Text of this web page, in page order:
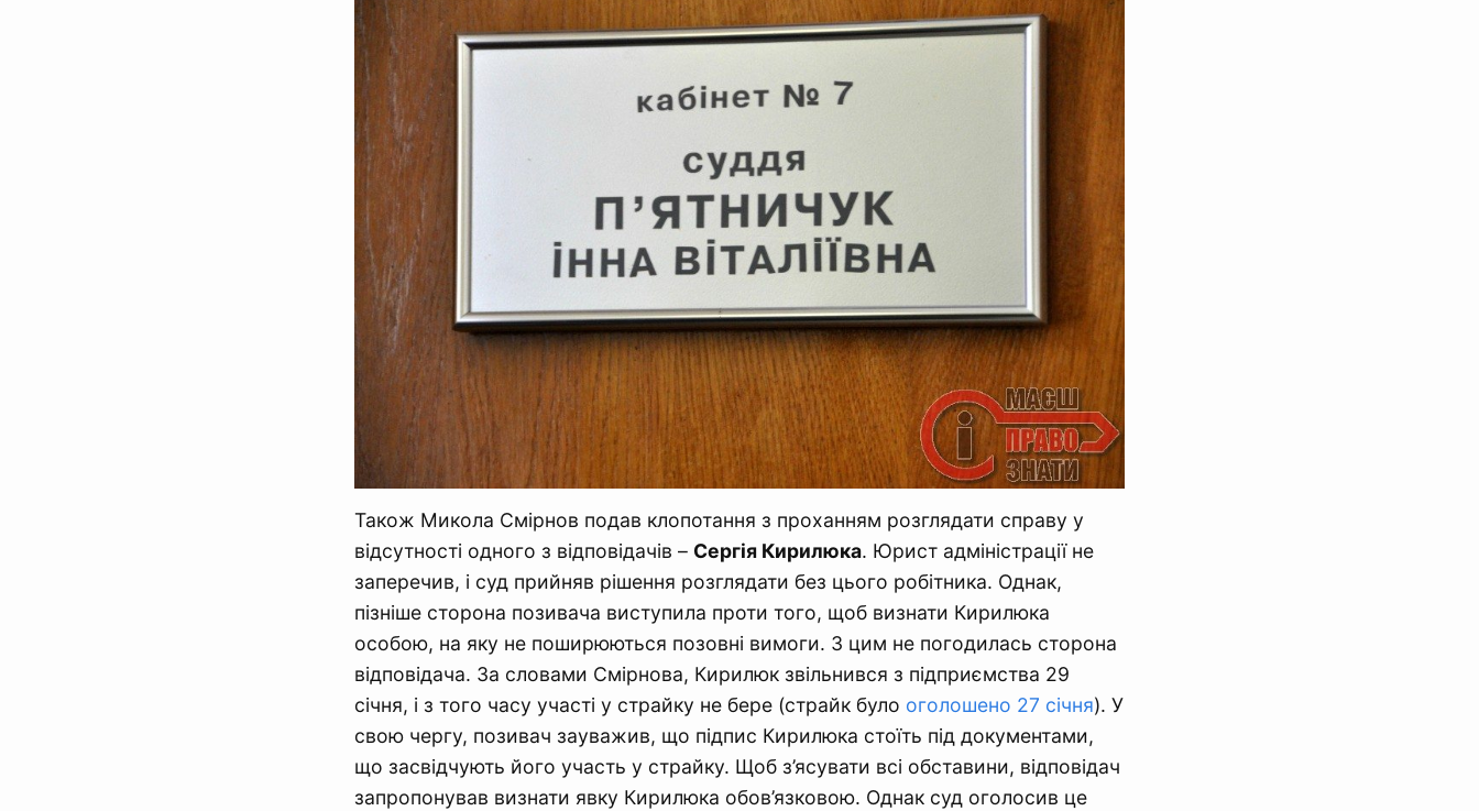
Також Микола Смірнов подав клопотання з проханням розглядати справу у
відсутності одного з відповідачів – Сергія Кирилюка. Юрист адміністрації не
заперечив, і суд прийняв рішення розглядати без цього робітника. Однак,
пізніше сторона позивача виступила проти того, щоб визнати Кирилюка
особою, на яку не поширюються позовні вимоги. З цим не погодилась сторона
відповідача. За словами Смірнова, Кирилюк звільнився з підприємства 29
січня, і з того часу участі у страйку не бере (страйк було оголошено 27 січня). У
свою чергу, позивач зауважив, що підпис Кирилюка стоїть під документами,
що засвідчують його участь у страйку. Щоб з’ясувати всі обставини, відповідач
запропонував визнати явку Кирилюка обов’язковою. Однак суд оголосив це